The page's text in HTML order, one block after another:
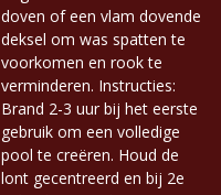
doven of een vlam dovende
deksel om was spatten te
voorkomen en rook te
verminderen. Instructies:
Brand 2-3 uur bij het eerste
gebruik om een volledige
pool te creëren. Houd de
lont gecentreerd en bij 2e